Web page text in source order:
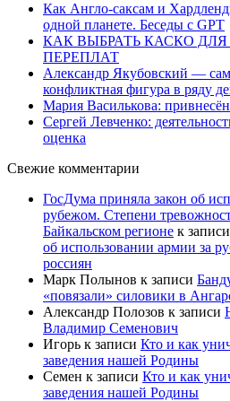
Как Англо-саксам и
одной планете. Беседы с GPT
КАК ВЫБРАТЬ КАСКО
ПЕРЕПЛАТ
Александр Якубовский —
конфликтная фигура в ряду
Мария Василькова:
Сергей Левченко:
оценка
Свежие комментарии
ГосДума приняла закон об
рубежом. Степени
Байкальском регионе к записи
об использовании армии за
россиян
Марк Полынов к записи
«повязали» силовики в
Александр Полозов к записи
Владимир Семенович
Игорь к записи Кто и как
заведения нашей Родины
Семен к записи Кто и как
заведения нашей Родины